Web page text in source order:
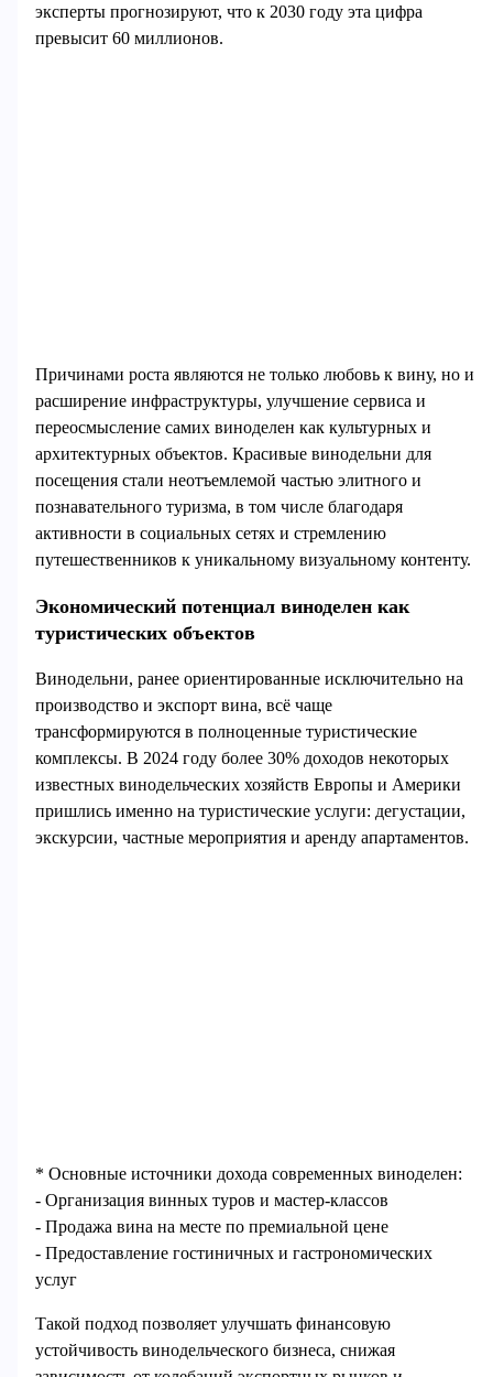
эксперты прогнозируют, что к 2030 году эта цифра
превысит 60 миллионов.
Причинами роста являются не только любовь к вину, но и
расширение инфраструктуры, улучшение сервиса и
переосмысление самих виноделен как культурных и
архитектурных объектов. Красивые винодельни для
посещения стали неотъемлемой частью элитного и
познавательного туризма, в том числе благодаря
активности в социальных сетях и стремлению
путешественников к уникальному визуальному контенту.
Экономический потенциал виноделен как
туристических объектов
Винодельни, ранее ориентированные исключительно на
производство и экспорт вина, всё чаще
трансформируются в полноценные туристические
комплексы. В 2024 году более 30% доходов некоторых
известных винодельческих хозяйств Европы и Америки
пришлись именно на туристические услуги: дегустации,
экскурсии, частные мероприятия и аренду апартаментов.
* Основные источники дохода современных виноделен:
- Организация винных туров и мастер-классов
- Продажа вина на месте по премиальной цене
- Предоставление гостиничных и гастрономических
услуг
Такой подход позволяет улучшать финансовую
устойчивость винодельческого бизнеса, снижая